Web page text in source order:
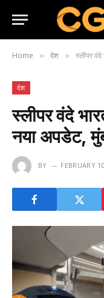
Home » देश » स्लीपर वंदे
देश
स्लीपर वंदे
नया अपडेट,
BY FEBRUARY